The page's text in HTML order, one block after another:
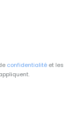
confidentialité et les